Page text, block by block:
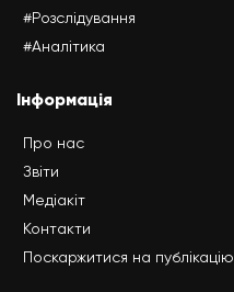
#Розслідування
#Аналітика
Інформація
Про нас
Звіти
Медіакіт
Контакти
Поскаржитися на публікацію